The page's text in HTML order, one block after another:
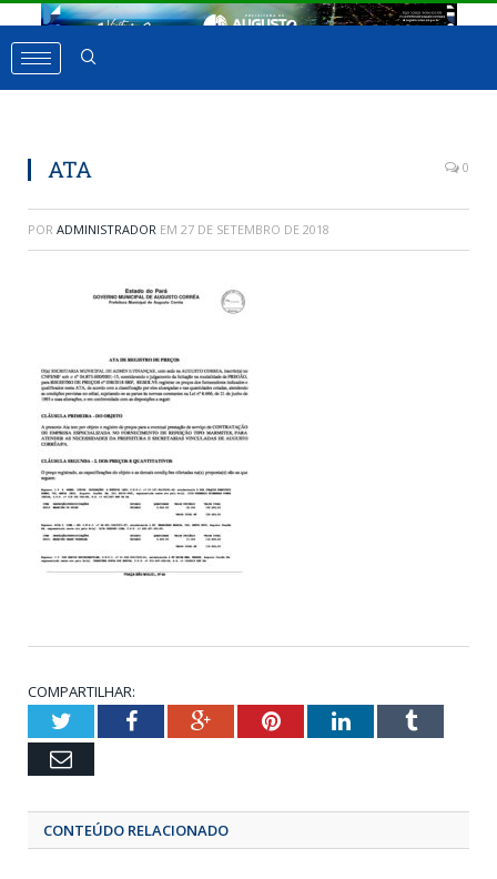
ATA 0
POR ADMINISTRADOR EM 27 DE SETEMBRO DE 2018
COMPARTILHAR:
TwitterFacebookGoogle+Pinterest
LinkedIn
Email
CONTEÚDO RELACIONADO